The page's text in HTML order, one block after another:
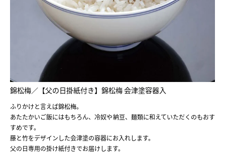
錦松梅／【父の日掛紙付き】錦松梅 会津塗容器入
ふりかけと言えば錦松梅。
あたたかいご飯にはもちろん、冷奴や納豆、麺類に和えていただくのもおす
すめです。
藤と竹をデザインした会津塗の容器にお入れします。
父の日専用の掛け紙付きでお届けします。